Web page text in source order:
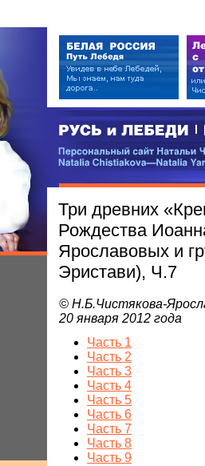
РУСЬ и ЛЕБЕДИ | RUSI —
Персональный сайт Натальи
Три древних
Рождества
Ярославовых и
Эристави), Ч.7
© Н.Б.Чистякова-
20 января 2012 года
Часть 1
Часть 2
Часть 3
Часть 4
Часть 5
Часть 6
Часть 7
Часть 8
Часть 9